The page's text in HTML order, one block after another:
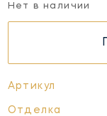
Нет в наличии
Артикул
Отделка